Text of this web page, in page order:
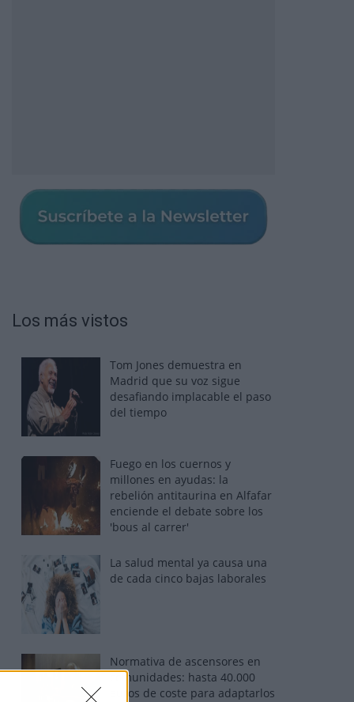
Los más vistos
Tom Jones demuestra en
Madrid que su voz sigue
desafiando implacable el paso
del tiempo
Fuego en los cuernos y
millones en ayudas: la
rebelión antitaurina en Alfafar
enciende el debate sobre los
'bous al carrer'
La salud mental ya causa una
de cada cinco bajas laborales
Normativa de ascensores en
comunidades: hasta 40.000
euros de coste para adaptarlos